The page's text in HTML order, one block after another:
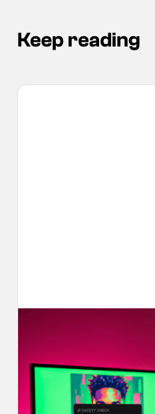
Keep reading
Your AI
OpenArt's IP
Creators Safe
You made
share? OpenArt's